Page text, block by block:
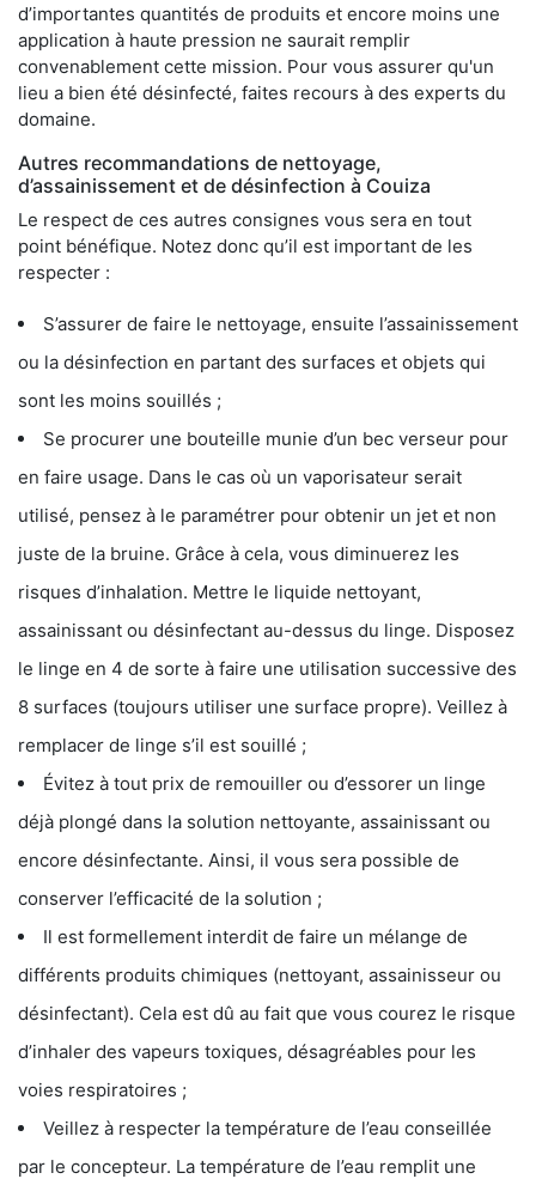
d’importantes quantités de produits et encore moins une
application à haute pression ne saurait remplir
convenablement cette mission. Pour vous assurer qu'un
lieu a bien été désinfecté, faites recours à des experts du
domaine.
Autres recommandations de nettoyage,
d’assainissement et de désinfection à Couiza
Le respect de ces autres consignes vous sera en tout
point bénéfique. Notez donc qu’il est important de les
respecter :
S’assurer de faire le nettoyage, ensuite l’assainissement
ou la désinfection en partant des surfaces et objets qui
sont les moins souillés ;
Se procurer une bouteille munie d’un bec verseur pour
en faire usage. Dans le cas où un vaporisateur serait
utilisé, pensez à le paramétrer pour obtenir un jet et non
juste de la bruine. Grâce à cela, vous diminuerez les
risques d’inhalation. Mettre le liquide nettoyant,
assainissant ou désinfectant au-dessus du linge. Disposez
le linge en 4 de sorte à faire une utilisation successive des
8 surfaces (toujours utiliser une surface propre). Veillez à
remplacer de linge s’il est souillé ;
Évitez à tout prix de remouiller ou d’essorer un linge
déjà plongé dans la solution nettoyante, assainissant ou
encore désinfectante. Ainsi, il vous sera possible de
conserver l’efficacité de la solution ;
Il est formellement interdit de faire un mélange de
différents produits chimiques (nettoyant, assainisseur ou
désinfectant). Cela est dû au fait que vous courez le risque
d’inhaler des vapeurs toxiques, désagréables pour les
voies respiratoires ;
Veillez à respecter la température de l’eau conseillée
par le concepteur. La température de l’eau remplit une